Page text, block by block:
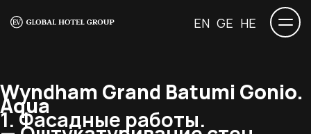
EN GE HE
Wyndham Grand Batumi Gonio.
Aqua
1. Фасадные работы.